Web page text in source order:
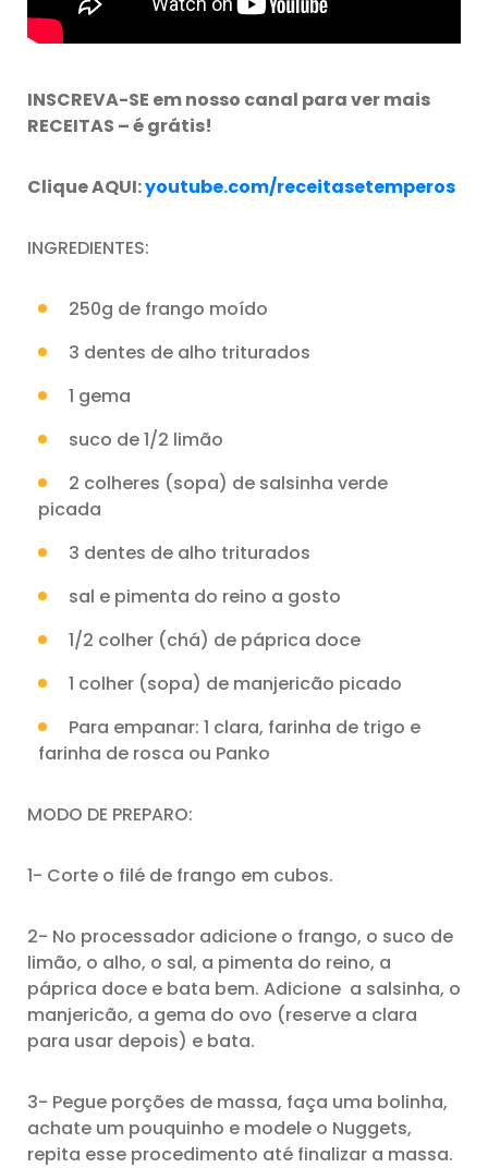
INSCREVA-SE em nosso canal para ver mais
RECEITAS – é grátis!
Clique AQUI:youtube.com/receitasetemperos
INGREDIENTES:
250g de frango moído
3 dentes de alho triturados
1 gema
suco de 1/2 limão
2 colheres (sopa) de salsinha verde
picada
3 dentes de alho triturados
sal e pimenta do reino a gosto
1/2 colher (chá) de páprica doce
1 colher (sopa) de manjericão picado
Para empanar: 1 clara, farinha de trigo e
farinha de rosca ou Panko
MODO DE PREPARO:
1- Corte o filé de frango em cubos.
2- No processador adicione o frango, o suco de
limão, o alho, o sal, a pimenta do reino, a
páprica doce e bata bem. Adicione a salsinha, o
manjericão, a gema do ovo (reserve a clara
para usar depois) e bata.
3- Pegue porções de massa, faça uma bolinha,
achate um pouquinho e modele o Nuggets,
repita esse procedimento até finalizar a massa.